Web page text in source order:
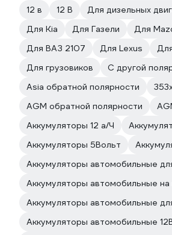
12 в 12 В Для дизельных
Для Kia
Для Газели Для
Для ВАЗ 2107
Для Lexus
Для грузовиков
С другой
Asia обратной полярности
AGM обратной полярности
Аккумуляторы 12 а/Ч
Аккумуляторы 5Вольт
Аккумуляторы автомобильные
Аккумуляторы автомобильные на
Аккумуляторы автомобильные
Аккумуляторы автомобильные